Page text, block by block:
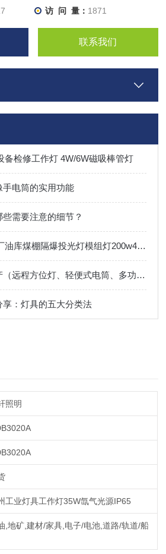
访 问 量： 1871
联系我们
备检修工作灯 4W/6W磁吸棒管灯
手电筒的实用功能
需要注意的细节？
LED泛光灯 化工厂油库煤棚隔爆投光灯模组灯200w400w
新品陆续批量生产（远程方位灯、轻便式电筒、多功能强光探照灯）
：灯具的五大分类法
照明
工业灯具工作灯35W氙气光源IP65
,地矿,建材/家具,电子/电池,道路/轨道/船